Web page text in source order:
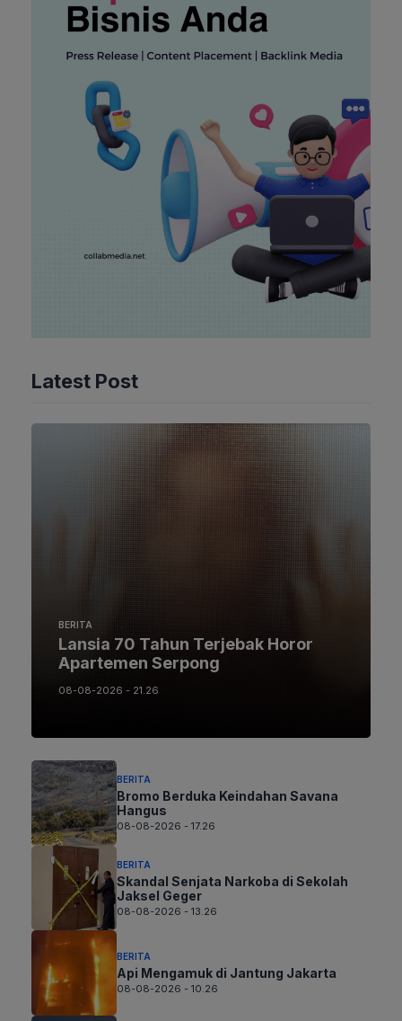
Latest Post
BERITA
Lansia 70 Tahun Terjebak Horor
Apartemen Serpong
08-08-2026 - 21.26
BERITA
Bromo Berduka Keindahan Savana
Hangus
08-08-2026 - 17.26
BERITA
Skandal Senjata Narkoba di Sekolah
Jaksel Geger
08-08-2026 - 13.26
BERITA
Api Mengamuk di Jantung Jakarta
08-08-2026 - 10.26